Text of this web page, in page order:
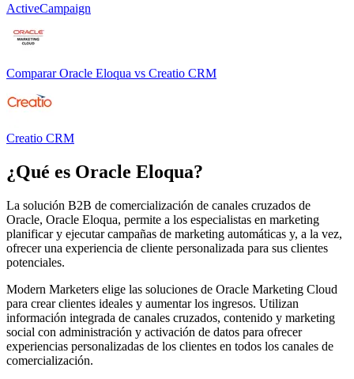
ActiveCampaign
Comparar Oracle Eloqua vs Creatio CRM
Creatio CRM
¿Qué es Oracle Eloqua?
La solución B2B de comercialización de canales cruzados de
Oracle, Oracle Eloqua, permite a los especialistas en marketing
planificar y ejecutar campañas de marketing automáticas y, a la vez,
ofrecer una experiencia de cliente personalizada para sus clientes
potenciales.
Modern Marketers elige las soluciones de Oracle Marketing Cloud
para crear clientes ideales y aumentar los ingresos. Utilizan
información integrada de canales cruzados, contenido y marketing
social con administración y activación de datos para ofrecer
experiencias personalizadas de los clientes en todos los canales de
comercialización.